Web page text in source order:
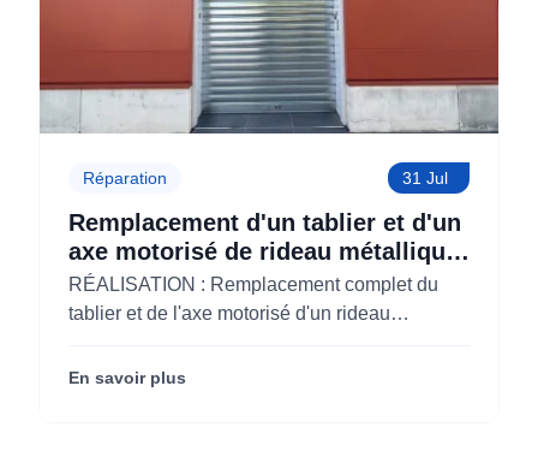
Réparation 31 Jul
Remplacement d'un tablier et d'un
axe motorisé de rideau métallique
pour M'CHADAL (Optical Center)
(95)
RÉALISATION : Remplacement complet du
tablier et de l'axe motorisé d'un rideau
Center) (95290).
En savoir plus